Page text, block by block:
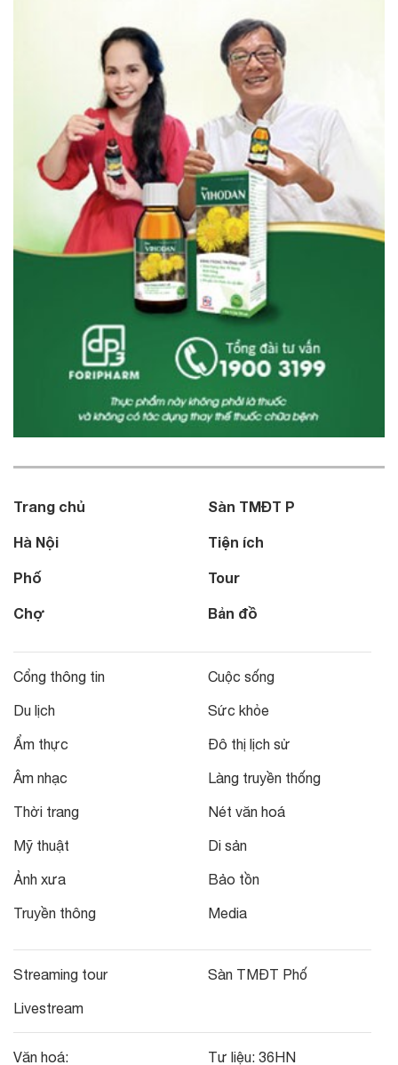
Trang chủ
Hà Nội
Phố
Chợ
Sàn TMĐT P
Tiện ích
Tour
Bản đồ
Cổng thông tin
Du lịch
Ẩm thực
Âm nhạc
Thời trang
Mỹ thuật
Ảnh xưa
Truyền thông
Cuộc sống
Sức khỏe
Đô thị lịch sử
Làng truyền thống
Nét văn hoá
Di sản
Bảo tồn
Media
Streaming tour
Livestream
Sàn TMĐT Phố
Văn hoá: Tư liệu: 36HN